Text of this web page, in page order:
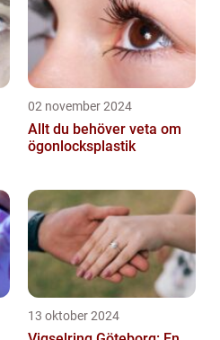
02 november 2024
Allt du behöver veta om
ögonlocksplastik
13 oktober 2024